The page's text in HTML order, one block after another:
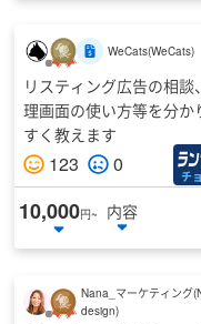
WeCats(WeCats)
リスティング広告の相談
理画面の使い方等を分か
すく教えます
123 0 チ
10,000円~
内容
Nana_マーケティング(
design)